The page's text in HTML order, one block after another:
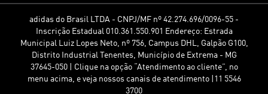
adidas do Brasil LTDA - CNPJ/MF nº 42.274.696/0096-55 -
Inscrição Estadual 010.361.550.901 Endereço: Estrada
Municipal Luiz Lopes Neto, nº 756, Campus DHL, Galpão G100,
Distrito Industrial Tenentes, Município de Extrema - MG
37645-050 | Clique na opção “Atendimento ao cliente”, no
menu acima, e veja nossos canais de atendimento |11 5546
3700